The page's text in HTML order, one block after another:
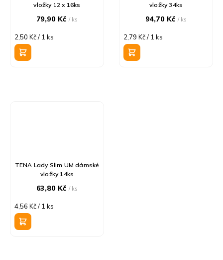
vložky 12 x 16ks
79,90 Kč/ ks
Měrná
cena:
2,50 Kč / 1 ks
vložky 34ks
94,70 Kč/ ks
Měrná
cena:
2,79 Kč / 1 ks
TENA Lady Slim UM dámské
vložky 14ks
63,80 Kč/ ks
Měrná
cena:
4,56 Kč / 1 ks